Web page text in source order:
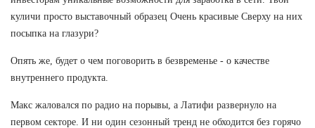
куличи просто выставочный образец Очень красивые Сверху на них
посыпка на глазури?
Опять же, будет о чем поговорить в безвременье - о качестве
внутреннего продукта.
Макс жаловался по радио на порывы, а Латифи развернуло на
первом секторе. И ни один сезонный тренд не обходится без горячо